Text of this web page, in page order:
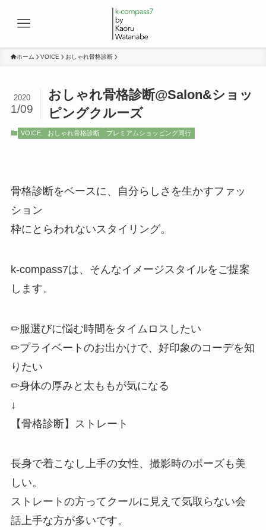
ホーム VOICE おしゃれ骨格診断
おしゃれ骨格診断@Salon&ショッ
ピングクルーズ
2020
1/09
VOICE おしゃれ骨格診断 プレミアムショッピング同行
骨格診断をベースに、自分らしさを生かすファッ
ション
枠にとらわれないスタイリング。
k-compass7は、そんなイメージスタイルをご提案
します。
✏︎服選びに悩む時間をタイムロスしたい
✏︎プライベートのお出かけで、好印象のコーデを知
りたい
✏︎身体の厚みと太ももが気になる
↓
【骨格診断】ストレート
長身で着こなし上手の女性、撮影時のポーズも美
しい。
ストレートの方ってクールに見えて気取らない会
話上手な方が多いです。